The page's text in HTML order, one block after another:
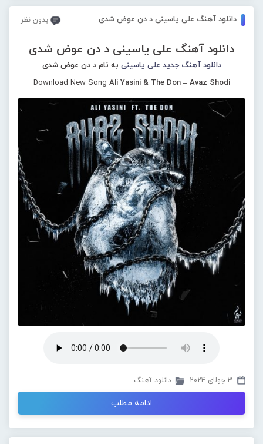
دانلود آهنگ علی یاسینی د دن عوض شدی بدون نظر
دانلود آهنگ علی یاسینی د دن عوض شدی
دانلود آهنگ جدید علی یاسینی به نام د دن عوض شدی
Download New Song Ali Yasini & The Don – Avaz Shodi
3 جولای 2024 دانلود آهنگ
ادامه مطلب